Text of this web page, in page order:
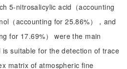
5-nitrosalicylic acid（accounting
（accounting for 25.86%），and
for 17.69%） were the main
suitable for the detection of trace
matrix of atmospheric fine